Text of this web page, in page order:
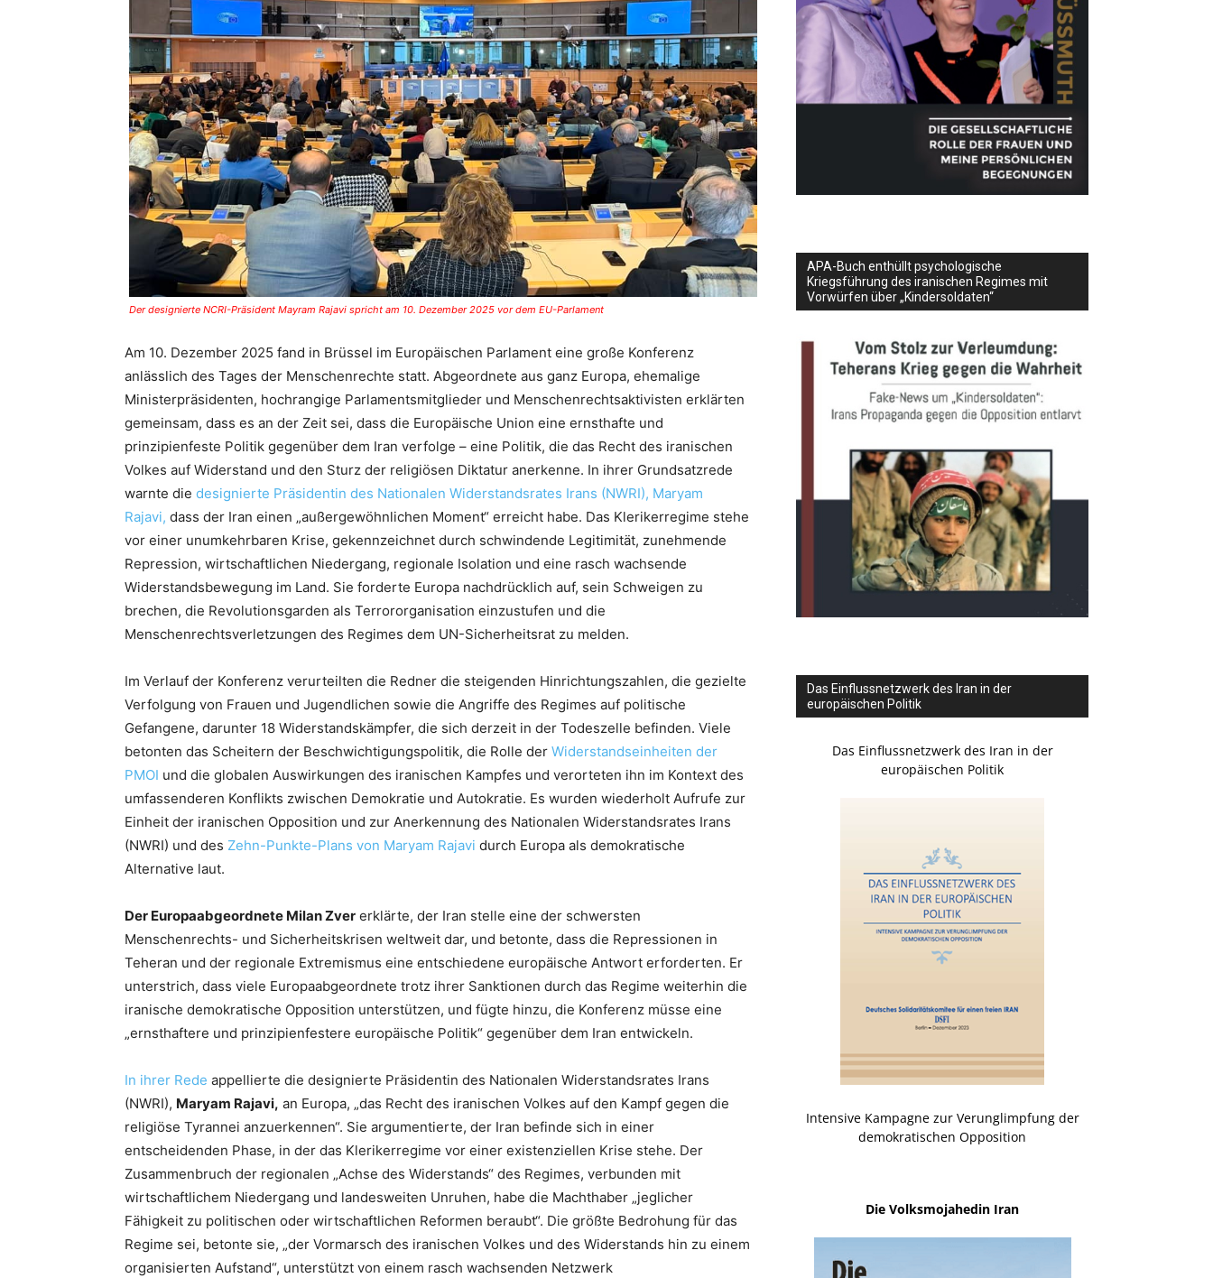
Der designierte NCRI-Präsident Mayram Rajavi spricht am 10. Dezember 2025 vor dem EU-Parlament
Am 10. Dezember 2025 fand in Brüssel im Europäischen Parlament eine große Konferenz
anlässlich des Tages der Menschenrechte statt. Abgeordnete aus ganz Europa, ehemalige
Ministerpräsidenten, hochrangige Parlamentsmitglieder und Menschenrechtsaktivisten erklärten
gemeinsam, dass es an der Zeit sei, dass die Europäische Union eine ernsthafte und
prinzipienfeste Politik gegenüber dem Iran verfolge – eine Politik, die das Recht des iranischen
Volkes auf Widerstand und den Sturz der religiösen Diktatur anerkenne. In ihrer Grundsatzrede
warnte die designierte Präsidentin des Nationalen Widerstandsrates Irans (NWRI), Maryam
Rajavi, dass der Iran einen „außergewöhnlichen Moment“ erreicht habe. Das Klerikerregime stehe
vor einer unumkehrbaren Krise, gekennzeichnet durch schwindende Legitimität, zunehmende
Repression, wirtschaftlichen Niedergang, regionale Isolation und eine rasch wachsende
Widerstandsbewegung im Land. Sie forderte Europa nachdrücklich auf, sein Schweigen zu
brechen, die Revolutionsgarden als Terrororganisation einzustufen und die
Menschenrechtsverletzungen des Regimes dem UN-Sicherheitsrat zu melden.
Im Verlauf der Konferenz verurteilten die Redner die steigenden Hinrichtungszahlen, die gezielte
Verfolgung von Frauen und Jugendlichen sowie die Angriffe des Regimes auf politische
Gefangene, darunter 18 Widerstandskämpfer, die sich derzeit in der Todeszelle befinden. Viele
betonten das Scheitern der Beschwichtigungspolitik, die Rolle der Widerstandseinheiten der
PMOI und die globalen Auswirkungen des iranischen Kampfes und verorteten ihn im Kontext des
umfassenderen Konflikts zwischen Demokratie und Autokratie. Es wurden wiederholt Aufrufe zur
Einheit der iranischen Opposition und zur Anerkennung des Nationalen Widerstandsrates Irans
(NWRI) und des Zehn-Punkte-Plans von Maryam Rajavi durch Europa als demokratische
Alternative laut.
Der Europaabgeordnete Milan Zver erklärte, der Iran stelle eine der schwersten
Menschenrechts- und Sicherheitskrisen weltweit dar, und betonte, dass die Repressionen in
Teheran und der regionale Extremismus eine entschiedene europäische Antwort erforderten. Er
unterstrich, dass viele Europaabgeordnete trotz ihrer Sanktionen durch das Regime weiterhin die
iranische demokratische Opposition unterstützen, und fügte hinzu, die Konferenz müsse eine
„ernsthaftere und prinzipienfestere europäische Politik“ gegenüber dem Iran entwickeln.
In ihrer Rede appellierte die designierte Präsidentin des Nationalen Widerstandsrates Irans
(NWRI), Maryam Rajavi, an Europa, „das Recht des iranischen Volkes auf den Kampf gegen die
religiöse Tyrannei anzuerkennen“. Sie argumentierte, der Iran befinde sich in einer
entscheidenden Phase, in der das Klerikerregime vor einer existenziellen Krise stehe. Der
Zusammenbruch der regionalen „Achse des Widerstands“ des Regimes, verbunden mit
wirtschaftlichem Niedergang und landesweiten Unruhen, habe die Machthaber „jeglicher
Fähigkeit zu politischen oder wirtschaftlichen Reformen beraubt“. Die größte Bedrohung für das
Regime sei, betonte sie, „der Vormarsch des iranischen Volkes und des Widerstands hin zu einem
organisierten Aufstand“, unterstützt von einem rasch wachsenden Netzwerk
APA-Buch enthüllt psychologische
Kriegsführung des iranischen Regimes mit
Vorwürfen über „Kindersoldaten“
Das Einflussnetzwerk des Iran in der
europäischen Politik
Das Einflussnetzwerk des Iran in der
europäischen Politik
Intensive Kampagne zur Verunglimpfung der
demokratischen Opposition
Die Volksmojahedin Iran